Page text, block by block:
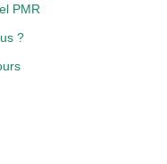
PMR
?